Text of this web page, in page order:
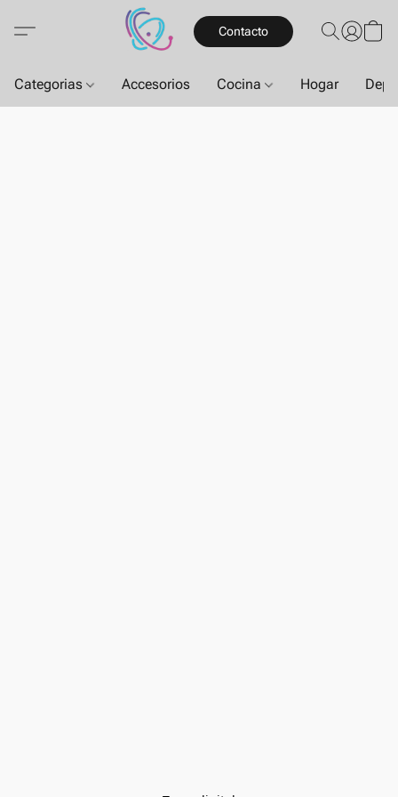
Contacto
Categorias Accesorios Cocina Hogar